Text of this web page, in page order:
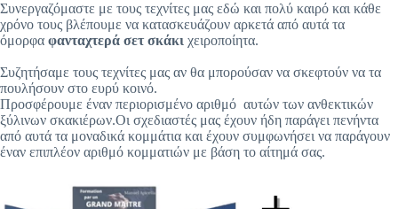
Συνεργαζόμαστε με τους τεχνίτες μας εδώ και πολύ καιρό και κάθε
χρόνο τους βλέπουμε να κατασκευάζουν αρκετά από αυτά τα
όμορφα φανταχτερά σετ σκάκι χειροποίητα.
Συζητήσαμε τους τεχνίτες μας αν θα μπορούσαν να σκεφτούν να τα
πουλήσουν στο ευρύ κοινό.
Προσφέρουμε έναν περιορισμένο αριθμό αυτών των ανθεκτικών
ξύλινων σκακιέρων.Οι σχεδιαστές μας έχουν ήδη παράγει πενήντα
από αυτά τα μοναδικά κομμάτια και έχουν συμφωνήσει να παράγουν
έναν επιπλέον αριθμό κομματιών με βάση το αίτημά σας.